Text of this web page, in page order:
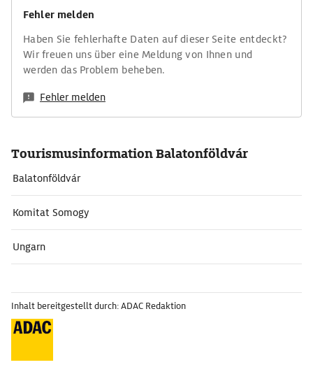
Fehler melden
Haben Sie fehlerhafte Daten auf dieser Seite entdeckt?
Wir freuen uns über eine Meldung von Ihnen und
werden das Problem beheben.
Fehler melden
Tourismusinformation Balatonföldvár
Balatonföldvár
Komitat Somogy
Ungarn
Inhalt bereitgestellt durch: ADAC Redaktion